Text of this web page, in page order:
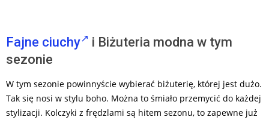
Fajne ciuchy
i Biżuteria modna w tym
sezonie
W tym sezonie powinnyście wybierać biżuterię, której jest dużo.
Tak się nosi w stylu boho. Można to śmiało przemycić do każdej
stylizacji. Kolczyki z frędzlami są hitem sezonu, to zapewne już